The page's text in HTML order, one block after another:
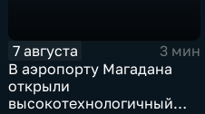
7 августа
3 мин
В аэропорту Магадана
открыли
высокотехнологичный